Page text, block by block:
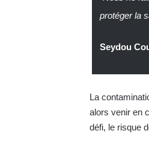
protéger la
Seydou
La
alors venir en
défi, le risque